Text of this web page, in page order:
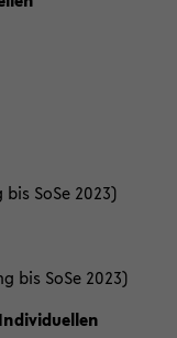
SoSe 2023)
bis SoSe 2023)